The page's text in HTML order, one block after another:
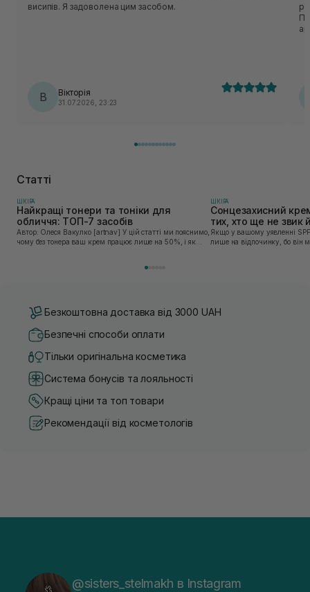
висипів. Я задоволена цим засобом.
В Вікторія
31.07.2026, 23:23
Статті
ШКIРА
Найкращі тонери та тоніки для
обличчя: ТОП-7 засобів
Автор: Олеся Вакулко [artnav] У цій статті ми пояснимо,
чому без тонера ваш крем працює лише на 50%, і як
ШКIРА
Сонцезахисний
тих, хто ще не звик
Якщо у вашому уявленні
лише на відпочинку, бо він
Безкоштовна доставка від 3000 UAH
Безпечні способи оплати
Тільки оригінальна косметика
Система бонусів та лояльності
Кращі ціни та топ товари
Рекомендації від косметологів
@sisters_stelmakh в Instagram